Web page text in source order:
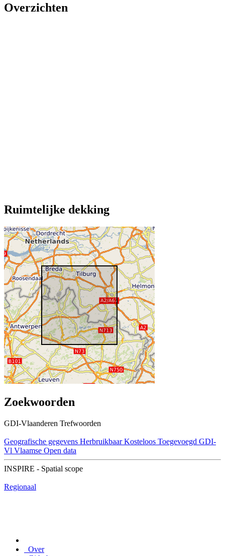
Overzichten
Ruimtelijke dekking
Zoekwoorden
GDI-Vlaanderen Trefwoorden
Geografische gegevens Herbruikbaar Kosteloos Toegevoegd GDI-
Vl Vlaamse Open data
INSPIRE - Spatial scope
Regionaal
Over